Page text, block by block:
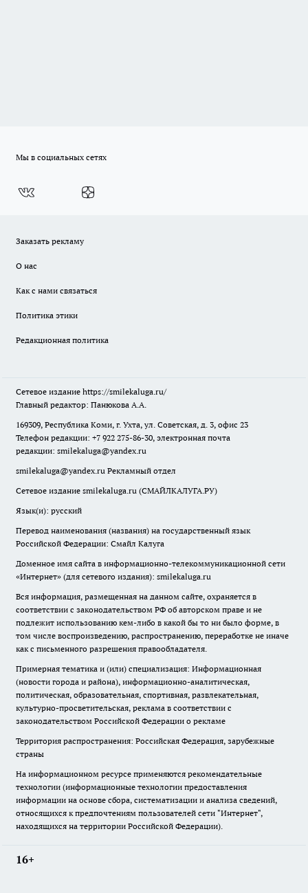
Мы в социальных сетях
Заказать рекламу
О нас
Как с нами связаться
Политика этики
Редакционная политика
Сетевое издание https://smilekaluga.ru/
Главный редактор: Панюкова А.А.
169309, Республика Коми, г. Ухта, ул. Советская, д. 3, офис 23
Телефон редакции: +7 922 275-86-30, электронная почта
редакции: smilekaluga@yandex.ru
smilekaluga@yandex.ru Рекламный отдел
Сетевое издание smilekaluga.ru (СМАЙЛКАЛУГА.РУ)
Язык(и): русский
Перевод наименования (названия) на государственный язык
Российской Федерации: Смайл Калуга
Доменное имя сайта в информационно-телекоммуникационной сети
«Интернет» (для сетевого издания): smilekaluga.ru
Вся информация, размещенная на данном сайте, охраняется в
соответствии с законодательством РФ об авторском праве и не
подлежит использованию кем-либо в какой бы то ни было форме, в
том числе воспроизведению, распространению, переработке не иначе
как с письменного разрешения правообладателя.
Примерная тематика и (или) специализация: Информационная
(новости города и района), информационно-аналитическая,
политическая, образовательная, спортивная, развлекательная,
культурно-просветительская, реклама в соответствии с
законодательством Российской Федерации о рекламе
Территория распространения: Российская Федерация, зарубежные
страны
На информационном ресурсе применяются рекомендательные
технологии (информационные технологии предоставления
информации на основе сбора, систематизации и анализа сведений,
относящихся к предпочтениям пользователей сети "Интернет",
находящихся на территории Российской Федерации).
16+